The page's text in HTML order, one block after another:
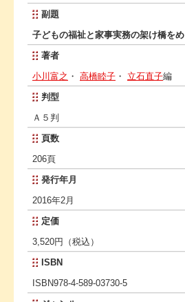
副題
子どもの福祉と家事実務の架け橋を
著者
小川富之 ・ 高橋睦子 ・ 立石直子編
判型
Ａ５判
頁数
206頁
発行年月
2016年2月
定価
3,520円（税込）
ISBN
ISBN978-4-589-03730-5